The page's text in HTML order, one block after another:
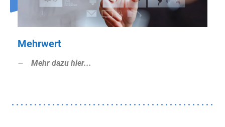
Mehrwert
Mehr dazu hier...